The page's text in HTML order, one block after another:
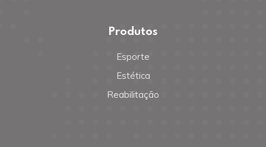
Produtos
Esporte
Estética
Reabilitação